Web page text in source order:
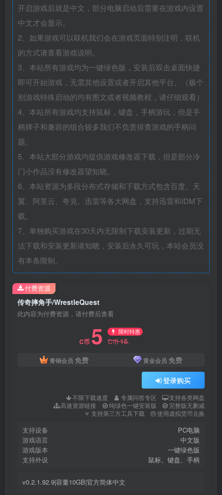
开启游戏后就是中文，部分电脑启动后需要在游戏内设置
中文才会显示。
2、如果游戏可以联机我们会在游戏页面特别注明，联机
的方式请查看游戏说明。
3、本站所有游戏均为一键绿色版，安装后双击桌面快捷
即可开始游戏，无需其他设置或者开启其他平台。（极个
别游戏特殊启动的均有图文或者视频教程，请仔细观看）
4、本站所有游戏均支持鼠标，键盘，手柄游玩，但是手
柄牌子和兼容的组合较多我们不负责排查游戏的手柄问
题。
5、本站大部分游戏均提供游戏修改器下载，但是部分冷
门小作品没有修改器望知晓。
6、本站资源为多段分布式存储和下载方式包含百度、天
翼、阿里云、夸克、迅雷等各大网盘，支持迅雷和IDM下
载。
7、单独购买游戏在30天内无限制下载安装更新，过期无
法下载和安装更新请知晓，安装后永久可玩，本站会员没
有本条限制。
传奇摔角手/WrestleQuest
此内容为付费资源，请付费后查看
C币 5 限时特惠
C币15
青铜会员 免费 黄金会员 免费
登录购买
不限下载速度 专属问答专区
支持各类网盘
高速资源链接
纯绿色一键安装版
完整版无删减
支持第三方工具下载
使用虚拟货币兑换
支持设备
PC电脑
游戏语言
中文版
游戏版本
一键绿色版
支持外设
鼠标、键盘、手柄
v0.2.1.92.9|容量10GB|官方简体中文
付费资源